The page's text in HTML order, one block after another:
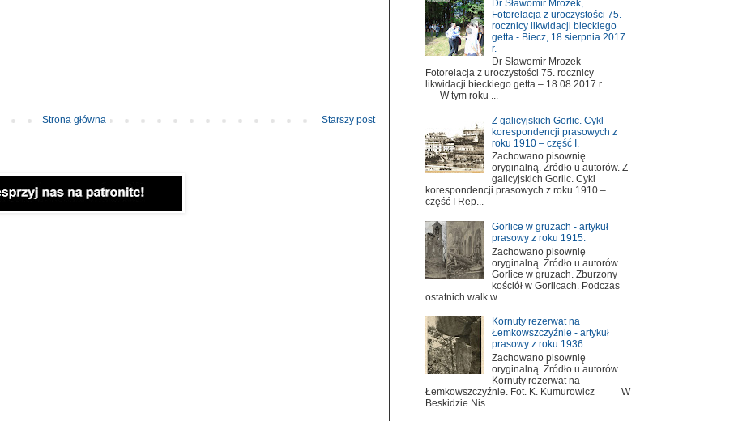
Starszy post
Strona główna
Dr Sławomir Mrozek,
Fotorelacja z uroczystości 75.
rocznicy likwidacji bieckiego
getta - Biecz, 18 sierpnia 2017
r.
Dr Sławomir Mrozek
Fotorelacja z uroczystości 75. rocznicy
likwidacji bieckiego getta – 18.08.2017 r.
W tym roku ...
Z galicyjskich Gorlic. Cykl
korespondencji prasowych z
roku 1910 – część I.
Zachowano pisownię
oryginalną. Źródło u autorów. Z
galicyjskich Gorlic. Cykl
korespondencji prasowych z roku 1910 –
część I Rep...
Gorlice w gruzach - artykuł
prasowy z roku 1915.
Zachowano pisownię
oryginalną. Źródło u autorów.
Gorlice w gruzach. Zburzony
kościół w Gorlicach. Podczas
ostatnich walk w ...
Kornuty rezerwat na
Łemkowszczyźnie - artykuł
prasowy z roku 1936.
Zachowano pisownię
oryginalną. Źródło u autorów.
Kornuty rezerwat na
Łemkowszczyźnie. Fot. K. Kumurowicz W
Beskidzie Nis...